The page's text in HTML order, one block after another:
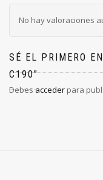
No hay valoraciones
SÉ EL PRIMERO
C190”
Debesacceder para